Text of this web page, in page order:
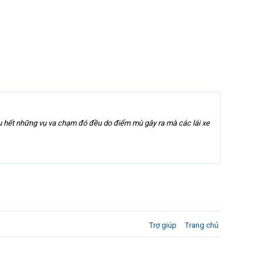
những vụ va chạm đó đều do điểm mù gây ra mà các lái xe
Trợ giúp Trang chủ